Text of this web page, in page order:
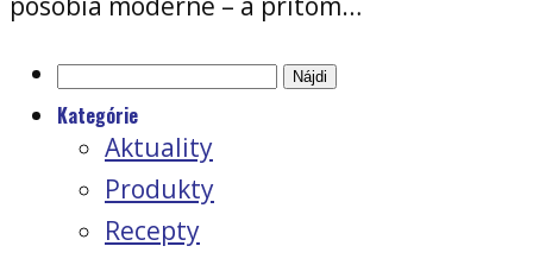
Hľadať:
Kategórie
Aktuality
Produkty
Recepty